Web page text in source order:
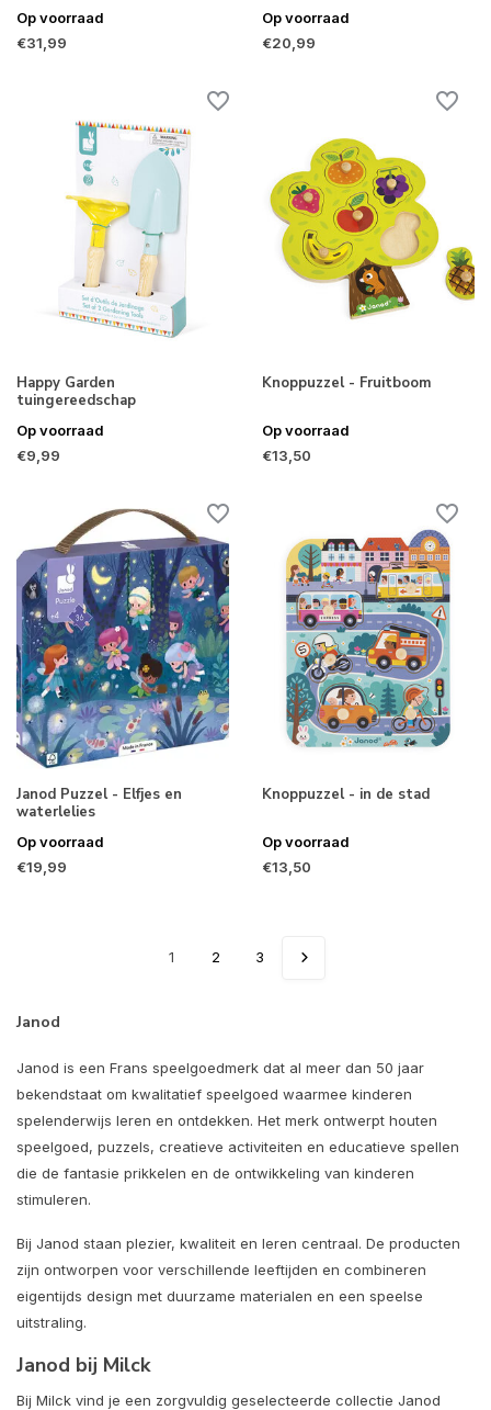
Op voorraad
€31,99
Op voorraad
€20,99
Happy Garden
tuingereedschap
Op voorraad
€9,99
Knoppuzzel - Fruitboom
Op voorraad
€13,50
Janod Puzzel - Elfjes en
waterlelies
Op voorraad
€19,99
Knoppuzzel - in de stad
Op voorraad
€13,50
1 2 3
Janod
Janod is een Frans speelgoedmerk dat al meer dan 50 jaar
bekendstaat om kwalitatief speelgoed waarmee kinderen
spelenderwijs leren en ontdekken. Het merk ontwerpt houten
speelgoed, puzzels, creatieve activiteiten en educatieve spellen
die de fantasie prikkelen en de ontwikkeling van kinderen
stimuleren.
Bij Janod staan plezier, kwaliteit en leren centraal. De producten
zijn ontworpen voor verschillende leeftijden en combineren
eigentijds design met duurzame materialen en een speelse
uitstraling.
Janod bij Milck
Bij Milck vind je een zorgvuldig geselecteerde collectie Janod